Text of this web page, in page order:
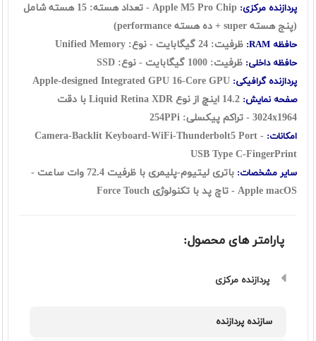
پردازنده مرکزی:
Apple M5 Pro Chip - تعداد هسته: 15 هسته شامل
(پنج هسته super + ده هسته performance)
حافظه RAM: ظرفیت: 24 گیگابایت - نوع: Unified Memory
حافظه داخلی: ظرفیت: 1000 گیگابایت - نوع: SSD
پردازنده گرافیکی: Apple-designed Integrated GPU 16-Core GPU
صفحه نمایش:
14.2 اینچ از نوع Liquid Retina XDR با دقت
3024x1964 - تراکم پیکسلی: 254PPi
امکانات: Camera-Backlit Keyboard-WiFi-Thunderbolt5 Port -
USB Type C-FingerPrint
سایر مشخصات:
باتری لیتیوم-پلیمری با ظرفیت 72.4 وات ساعت -
Apple macOS - تاچ پد با تکنولوژی Force Touch
پارامتر های محصول:
پردازنده مرکزی
سازنده پردازنده